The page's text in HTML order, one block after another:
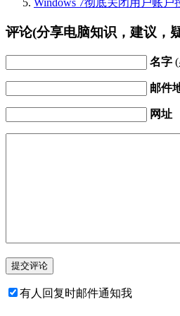
评论(分享电脑知识，建议，
名字
邮件
网址
有人回复时邮件通知我